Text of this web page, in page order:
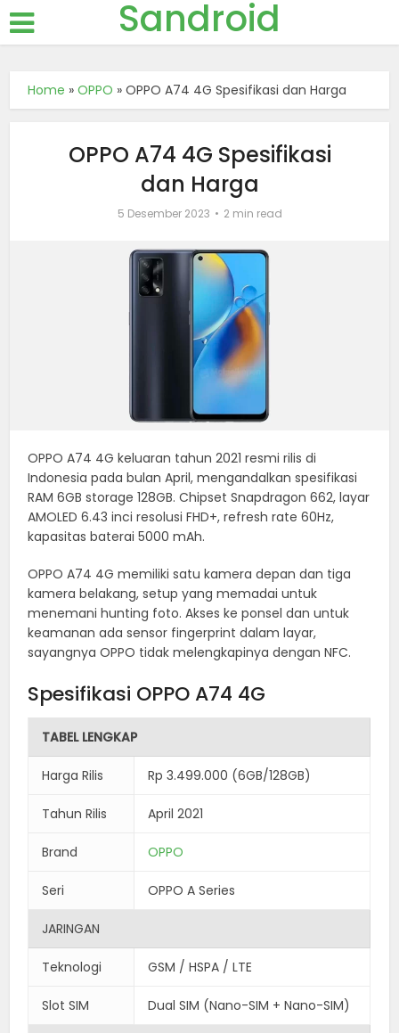
Sandroid
Home »OPPO »OPPO A74 4G Spesifikasi dan Harga
OPPO A74 4G Spesifikasi
dan Harga
5 Desember 2023 2 min read
OPPO A74 4G keluaran tahun 2021 resmi rilis di
Indonesia pada bulan April, mengandalkan spesifikasi
RAM 6GB storage 128GB. Chipset Snapdragon 662, layar
AMOLED 6.43 inci resolusi FHD+, refresh rate 60Hz,
kapasitas baterai 5000 mAh.
OPPO A74 4G memiliki satu kamera depan dan tiga
kamera belakang, setup yang memadai untuk
menemani hunting foto. Akses ke ponsel dan untuk
keamanan ada sensor fingerprint dalam layar,
sayangnya OPPO tidak melengkapinya dengan NFC.
Spesifikasi OPPO A74 4G
TABEL LENGKAP
Harga Rilis Rp 3.499.000 (6GB/128GB)
Tahun Rilis April 2021
Brand OPPO
Seri OPPO A Series
JARINGAN
Teknologi GSM / HSPA / LTE
Slot SIM Dual SIM (Nano-SIM + Nano-SIM)